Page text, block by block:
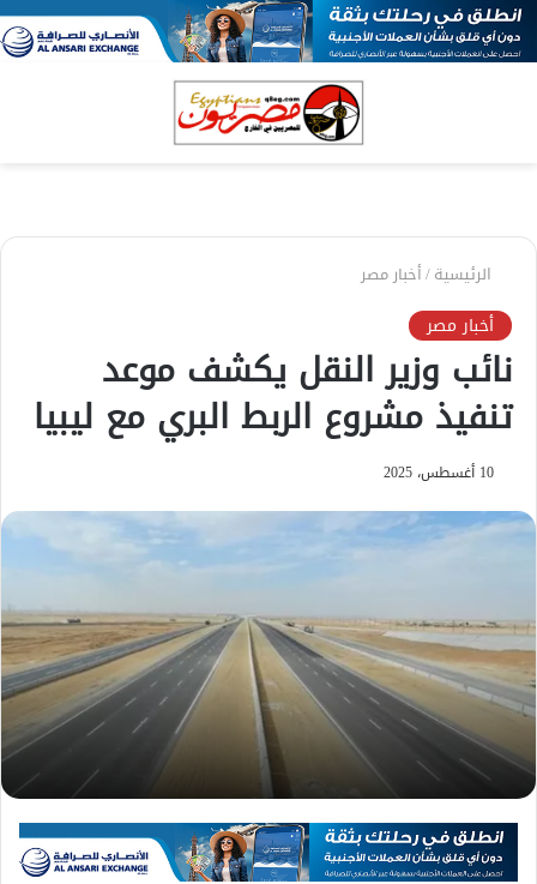
الرئيسية/أخبار مصر
أخبار مصر
نائب وزير النقل يكشف موعد
تنفيذ مشروع الربط البري مع ليبيا
10 أغسطس، 2025